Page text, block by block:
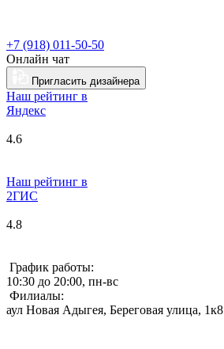
+7 (918) 011-50-50
Онлайн чат
Пригласить дизайнера
Наш рейтинг в
Яндекс
4.6
Наш рейтинг в
2ГИС
4.8
График работы:
10:30 до 20:00, пн-вс
Филиалы:
аул Новая Адыгея, Береговая улица, 1к8